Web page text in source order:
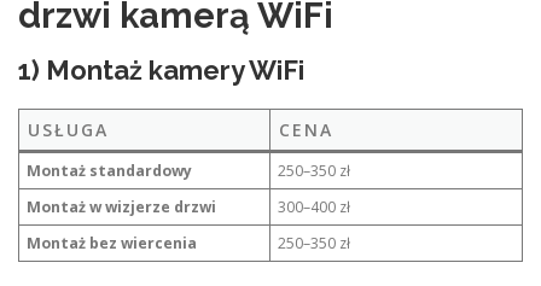
drzwi kamerą WiFi
1) Montaż kamery WiFi
USŁUGA CENA
Montaż standardowy
250–350 zł
Montaż w wizjerze drzwi
300–400 zł
Montaż bez wiercenia
250–350 zł